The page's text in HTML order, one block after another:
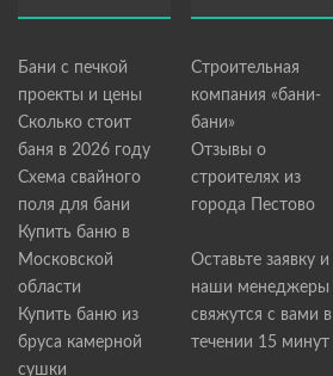
Бани с печкой
проекты и цены
Сколько стоит
баня в 2026 году
Схема свайного
поля для бани
Купить баню в
Московской
области
Купить баню из
бруса камерной
сушки
Строительная
компания «бани-
бани»
Отзывы о
строителях из
города Пестово
Оставьте заявку и
наши менеджеры
свяжутся с вами в
течении 15 минут